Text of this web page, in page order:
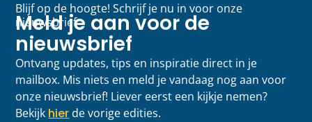
Blijf op de hoogte! Schrijf je nu in voor onze
nieuwsbrief
Meld je aan voor de
nieuwsbrief
Ontvang updates, tips en inspiratie direct in je
mailbox. Mis niets en meld je vandaag nog aan voor
onze nieuwsbrief! Liever eerst een kijkje nemen?
Bekijk hier de vorige edities.